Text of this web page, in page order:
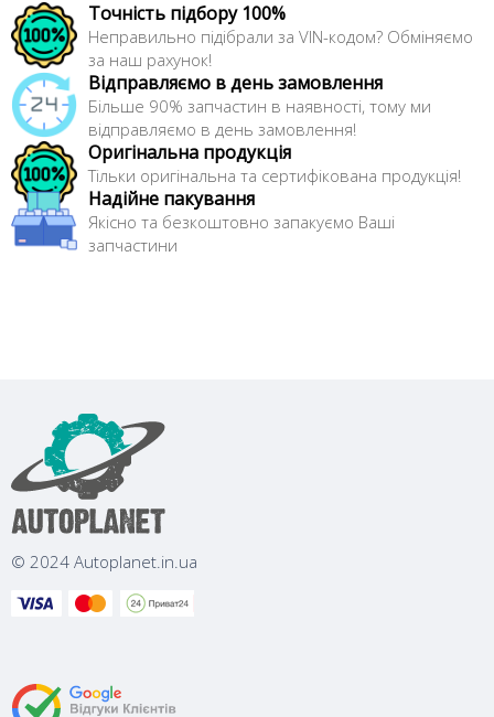
Точність підбору 100%
Неправильно підібрали за VIN-кодом? Обміняємо
за наш рахунок!
Відправляємо в день замовлення
Більше 90% запчастин в наявності, тому ми
відправляємо в день замовлення!
Оригінальна продукція
Тільки оригінальна та сертифікована продукція!
Надійне пакування
Якісно та безкоштовно запакуємо Ваші
запчастини
© 2024 Autoplanet.in.ua